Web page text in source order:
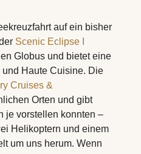
auf ein bisher
Scenic Eclipse I
Globus und bietet eine
Haute Cuisine. Die
Cruises &
Orten und gibt
je vorstellen konnten –
Helikoptern und einem
um uns herum. Wenn